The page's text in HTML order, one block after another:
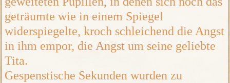
geträumte wie in einem Spiegel
widerspiegelte, kroch schleichend die Angst
in ihm empor, die Angst um seine geliebte
Tita.
Gespenstische Sekunden wurden zu